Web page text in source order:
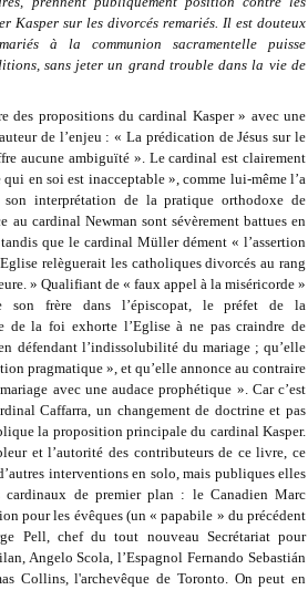
Kasper sur les divorcés remariés. Il est douteux
à la communion sacramentelle puisse
sans jeter un grand trouble dans la vie de
des propositions du cardinal Kasper » avec une
de l’enjeu : « La prédication de Jésus sur le
aucune ambiguïté ». Le cardinal est clairement
en soi est inacceptable », comme lui-même l’a
interprétation de la pratique orthodoxe de
au cardinal Newman sont sévèrement battues en
que le cardinal Müller dément « l’assertion
relèguerait les catholiques divorcés au rang
» Qualifiant de « faux appel à la miséricorde »
son frère dans l’épiscopat, le préfet de la
de la foi exhorte l’Eglise à ne pas craindre de
défendant l’indissolubilité du mariage ; qu’elle
pragmatique », et qu’elle annonce au contraire
avec une audace prophétique ». Car c’est
Caffarra, un changement de doctrine et pas
la proposition principale du cardinal Kasper.
et l’autorité des contributeurs de ce livre, ce
interventions en solo, mais publiques elles
cardinaux de premier plan : le Canadien Marc
pour les évêques (un « papabile » du précédent
Pell, chef du tout nouveau Secrétariat pour
Angelo Scola, l’Espagnol Fernando Sebastián
Collins, l'archevêque de Toronto. On peut en